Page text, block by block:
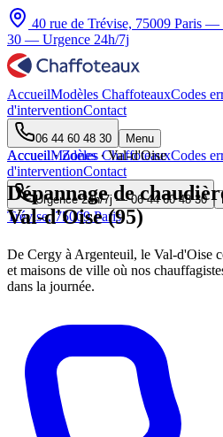
40 rue de Trévise, 75009 Paris
30 — Urgence 24h/7j
AccueilModèles ChaffoteauxCodes
d'interventionContact
06 44 60 48 30 Menu
AccueilModèles ChaffoteauxCodes
d'interventionContact
Urgence 24h/7j —06 44 60 48 30
Trévise, 75009 Paris
Accueil·Zones·Val-d'Oise
Dépannage de
Val-d'Oise (95)
De Cergy à Argenteuil, le Val-d'Oise
et maisons de ville où nos
dans la journée.